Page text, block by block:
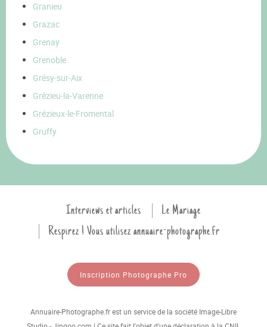
Granieu
Grazac
Grenay
Grenoble
Grésy-sur-Aix
Grézieu-la-Varenne
Grézieux-le-Fromental
Gruffy
Interviews et articles
Le Mariage
Respirez ! Vous utilisez annuaire-photographe.fr
Inscription Photographe Pro
Annuaire-Photographe.fr est un service de la société Image-Libre